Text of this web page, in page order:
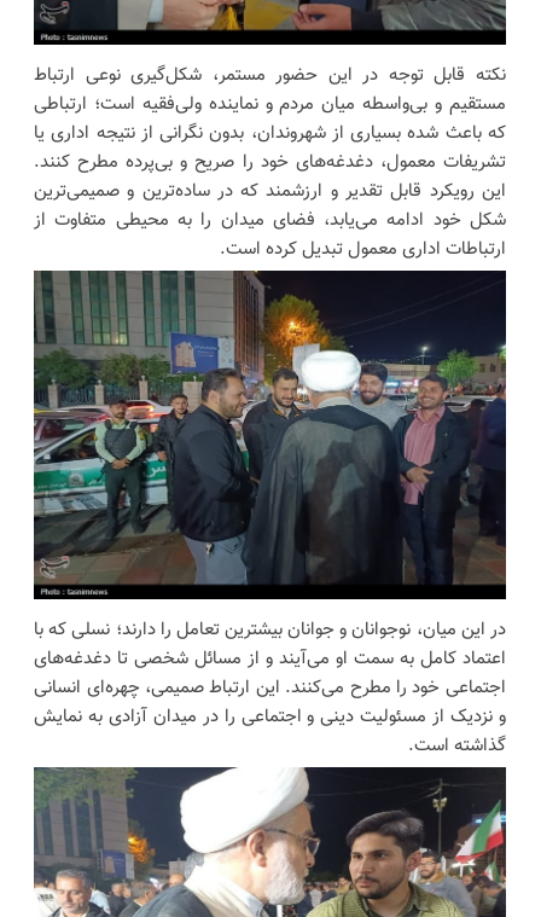
نکته قابل توجه در این حضور مستمر، شکل‌گیری نوعی ارتباط
مستقیم و بی‌واسطه میان مردم و نماینده ولی‌فقیه است؛ ارتباطی
که باعث شده بسیاری از شهروندان، بدون نگرانی از نتیجه اداری یا
تشریفات معمول، دغدغه‌های خود را صریح و بی‌پرده مطرح کنند.
این رویکرد قابل تقدیر و ارزشمند که در ساده‌ترین و صمیمی‌ترین
شکل خود ادامه می‌یابد، فضای میدان را به محیطی متفاوت از
ارتباطات اداری معمول تبدیل کرده است.
در این میان، نوجوانان و جوانان بیشترین تعامل را دارند؛ نسلی که با
اعتماد کامل به سمت او می‌آیند و از مسائل شخصی تا دغدغه‌های
اجتماعی خود را مطرح می‌کنند. این ارتباط صمیمی، چهره‌ای انسانی
و نزدیک از مسئولیت دینی و اجتماعی را در میدان آزادی به نمایش
گذاشته است.